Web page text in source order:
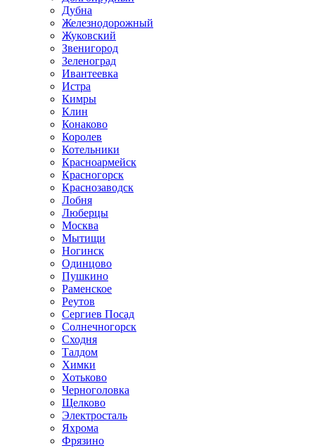
Дубна
Железнодорожный
Жуковский
Звенигород
Зеленоград
Ивантеевка
Истра
Кимры
Клин
Конаково
Королев
Котельники
Красноармейск
Красногорск
Краснозаводск
Лобня
Люберцы
Москва
Мытищи
Ногинск
Одинцово
Пушкино
Раменское
Реутов
Сергиев Посад
Солнечногорск
Сходня
Талдом
Химки
Хотьково
Черноголовка
Щелково
Электросталь
Яхрома
Фрязино